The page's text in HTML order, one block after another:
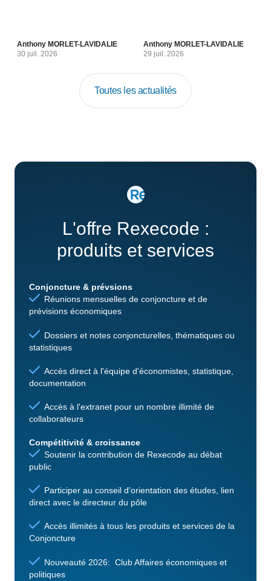
Anthony MORLET-LAVIDALIE
30 juil. 2026
Anthony MORLET-LAVIDALIE
29 juil. 2026
Toutes les actualités
L'offre Rexecode :
produits et services
Conjoncture & prévsions
Réunions mensuelles de conjoncture et de
prévisions économiques
Dossiers et notes conjoncturelles, thématiques ou
statistiques
Accès direct à l'équipe d'économistes, statistique,
documentation
Accès à l'extranet pour un nombre illimité de
collaborateurs
Compétitivité & croissance
Soutenir la contribution de Rexecode au débat
public
Participer au conseil d'orientation des études, lien
direct avec le directeur du pôle
Accès illimités à tous les produits et services de la
Conjoncture
Nouveauté 2026: Club Affaires économiques et
politiques